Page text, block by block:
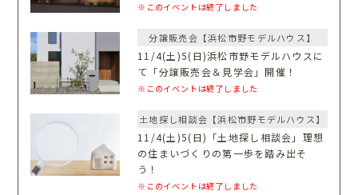
※このイベントは終了しました
分譲販売会【浜松市野モデルハウス】
11/4(土)5(日)浜松市野モデルハウスに
て「分譲販売会＆見学会」開催！
※このイベントは終了しました
土地探し相談会【浜松市野モデルハウス】
11/4(土)5(日)「土地探し相談会」理想
の住まいづくりの第一歩を踏み出そ
う！
※このイベントは終了しました